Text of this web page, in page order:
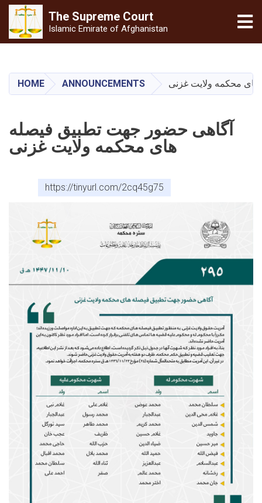
main
content
The Supreme Court
Islamic Emirate of Afghanistan
HOME ANNOUNCEMENTS محکمه ولایت غزنی
آگاهی حضور جهت تطبیق فیصله
های محکمه ولایت غزنی
https://tinyurl.com/2cq45g75